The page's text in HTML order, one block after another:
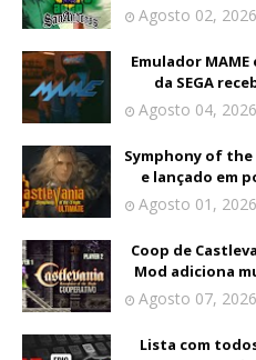
Agosto 02, 2026
Emulador
da SEGA
Agosto 04, 2026
Symphony of
e lançado em
Agosto 01, 2026
Coop de
Mod adiciona
Agosto 07, 2026
Lista com